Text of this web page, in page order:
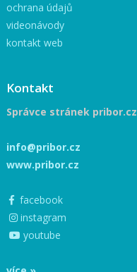
ochrana údajů
videonávody
kontakt web
Kontakt
Správce stránek pribor.cz
info@pribor.cz
www.pribor.cz
facebook
instagram
youtube